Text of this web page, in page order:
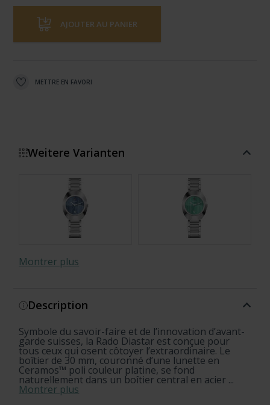
AJOUTER AU PANIER
METTRE EN FAVORI
Weitere Varianten
Diamonds
Montrer plus
Description
Symbole du savoir-faire et de l’innovation d’avant-
garde suisses, la Rado Diastar est conçue pour
tous ceux qui osent côtoyer l’extraordinaire. Le
boîtier de 30 mm, couronné d’une lunette en
Ceramos™ poli couleur platine, se fond
naturellement dans un boîtier central en acier ...
Montrer plus